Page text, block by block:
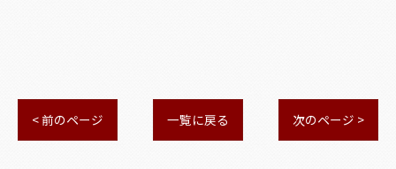
< 前のページ 一覧に戻る 次のページ >